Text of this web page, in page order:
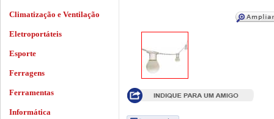
Climatização e Ventilação
Eletroportáteis
Esporte
Ferragens
Ferramentas
Informática